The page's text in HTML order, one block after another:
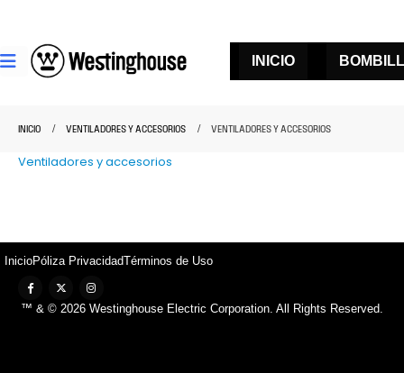
INICIO
INICIO VENTILADORES Y ACCESORIOS VENTILADORES Y ACCESORIOS
Ventiladores y accesorios
InicioPóliza PrivacidadTérminos de Uso
™ & © 2026 Westinghouse Electric Corporation. All Rights Reserved.